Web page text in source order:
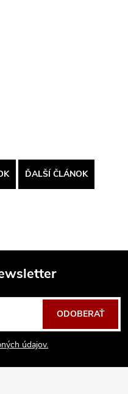
ĎALŠÍ ČLÁNOK
údajov.
ODOBERAŤ